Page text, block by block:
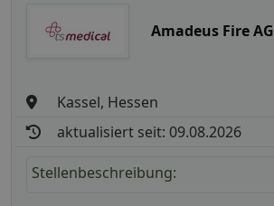
Amadeus Fire AG
Kassel, Hessen
aktualisiert seit: 09.08.2026
Stellenbeschreibung: